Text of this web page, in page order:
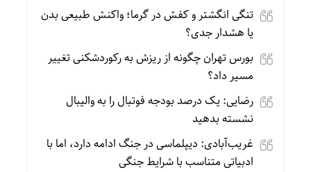
تنگی انگشتر و کفش در گرما؛ واکنش طبیعی بدن
یا هشدار جدی؟
بورس تهران چگونه از ریزش به رکوردشکنی تغییر
مسیر داد؟
رضایی: یک درصد بودجه فوتبال را به والیبال
نشسته بدهید
غریب‌آبادی: دیپلماسی در جنگ ادامه دارد، اما با
ادبیاتی متناسب با شرایط جنگی